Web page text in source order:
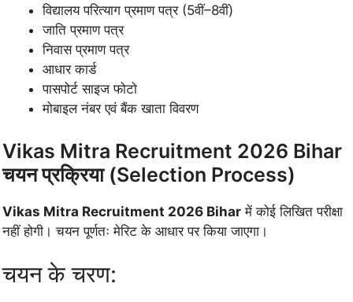
विद्यालय परित्याग प्रमाण पत्र (5वीं–8वीं)
जाति प्रमाण पत्र
निवास प्रमाण पत्र
आधार कार्ड
पासपोर्ट साइज फोटो
मोबाइल नंबर एवं बैंक खाता विवरण
Vikas Mitra Recruitment 2026 Bihar
चयन प्रक्रिया (Selection Process)
Vikas Mitra Recruitment 2026 Bihar में कोई लिखित परीक्षा
नहीं होगी। चयन पूर्णतः मेरिट के आधार पर किया जाएगा।
चयन के चरण: